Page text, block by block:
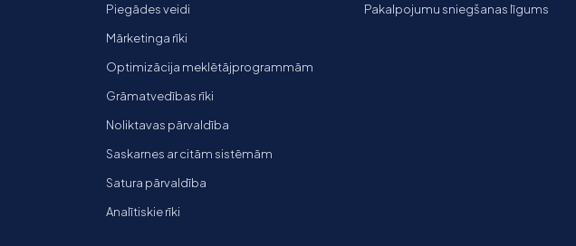
Piegādes veidi
Mārketinga rīki
Optimizācija meklētājprogrammām
Grāmatvedības rīki
Noliktavas pārvaldība
Saskarnes ar citām sistēmām
Satura pārvaldība
Analītiskie rīki
Pakalpojumu sniegšanas līgums